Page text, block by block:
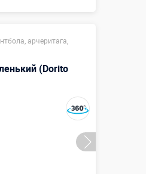
арчеритага,
(Dorito